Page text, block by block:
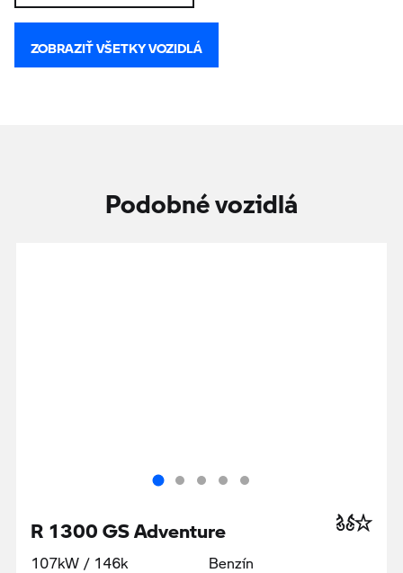
ZOBRAZIŤ VŠETKY VOZIDLÁ
Podobné vozidlá
R 1300 GS Adventure
107kW / 146k
Benzín